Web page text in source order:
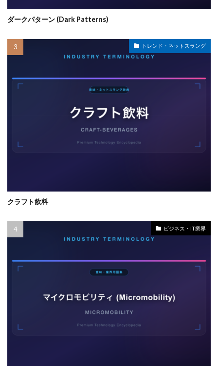
ダークパターン (Dark Patterns)
トレンド・ネットスラング
クラフト飲料
ビジネス・IT業界